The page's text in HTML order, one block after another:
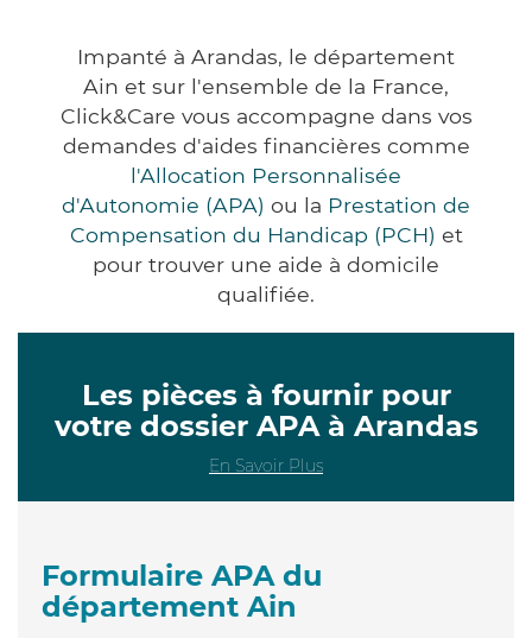
Impanté à Arandas, le département
Ain et sur l'ensemble de la France,
Click&Care vous accompagne dans vos
demandes d'aides financières comme
l'Allocation Personnalisée
d'Autonomie (APA) ou la Prestation de
Compensation du Handicap (PCH) et
pour trouver une aide à domicile
qualifiée.
Les pièces à fournir pour
votre dossier APA à Arandas
En Savoir Plus
Formulaire APA du
département Ain